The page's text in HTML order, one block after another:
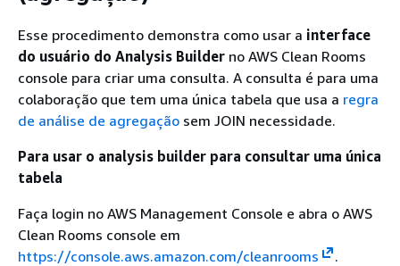
Esse procedimento demonstra como usar a interface
do usuário do Analysis Builder no AWS Clean Rooms
console para criar uma consulta. A consulta é para uma
colaboração que tem uma única tabela que usa a regra
de análise de agregação sem JOIN necessidade.
Para usar o analysis builder para consultar uma única
tabela
Faça login no AWS Management Console e abra o AWS
Clean Rooms console em
https://console.aws.amazon.com/cleanrooms
.